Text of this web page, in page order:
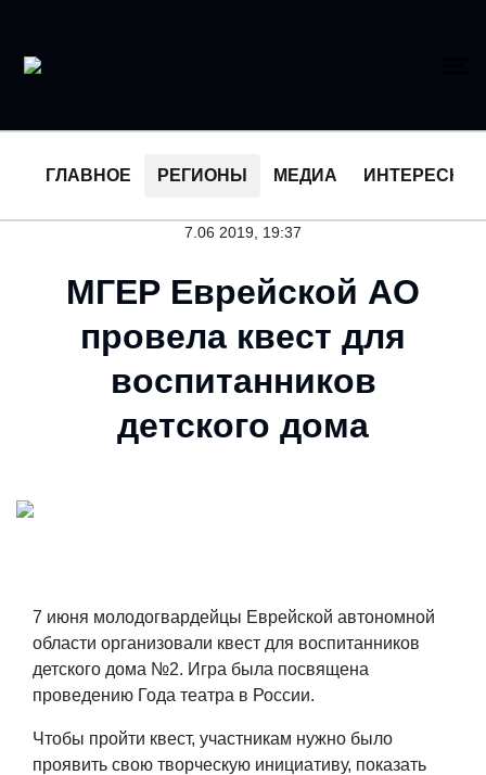
ГЛАВНОЕ РЕГИОНЫ МЕДИА ИНТЕРЕСНОЕ
7.06 2019, 19:37
МГЕР Еврейской АО
провела квест для
воспитанников
детского дома
7 июня молодогвардейцы Еврейской автономной
области организовали квест для воспитанников
детского дома №2. Игра была посвящена
проведению Года театра в России.
Чтобы пройти квест, участникам нужно было
проявить свою творческую инициативу, показать